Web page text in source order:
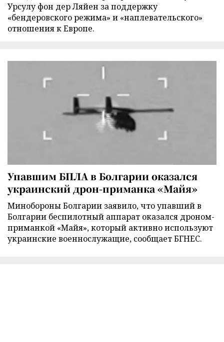
Урсулу фон дер Ляйен за поддержку
«бендеровского режима» и «наплевательского»
отношения к Европе.
Упавшим БПЛА в Болгарии оказался
украинский дрон-приманка «Майя»
Минобороны Болгарии заявило, что упавший в
Болгарии беспилотный аппарат оказался дроном-
приманкой «Майя», который активно используют
украинские военнослужащие, сообщает БГНЕС.